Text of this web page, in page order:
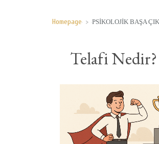
Homepage > PSIKOLOJIK BAŞA
Telafi Nedir?